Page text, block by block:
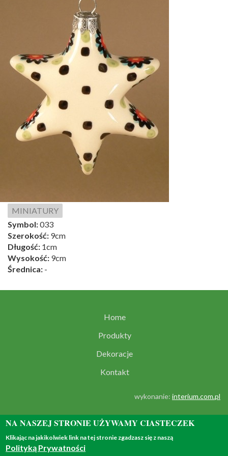
MINIATURY
Symbol:033
Szerokość: 9cm
Długość: 1cm
Wysokość: 9cm
Średnica: -
Home
Produkty
Dekoracje
Kontakt
wykonanie: interium.com.pl
NA NASZEJ STRONIE UŻYWAMY CIASTECZEK
Klikając na jakikolwiek link na tej stronie zgadzasz się z naszą
Polityką Prywatności